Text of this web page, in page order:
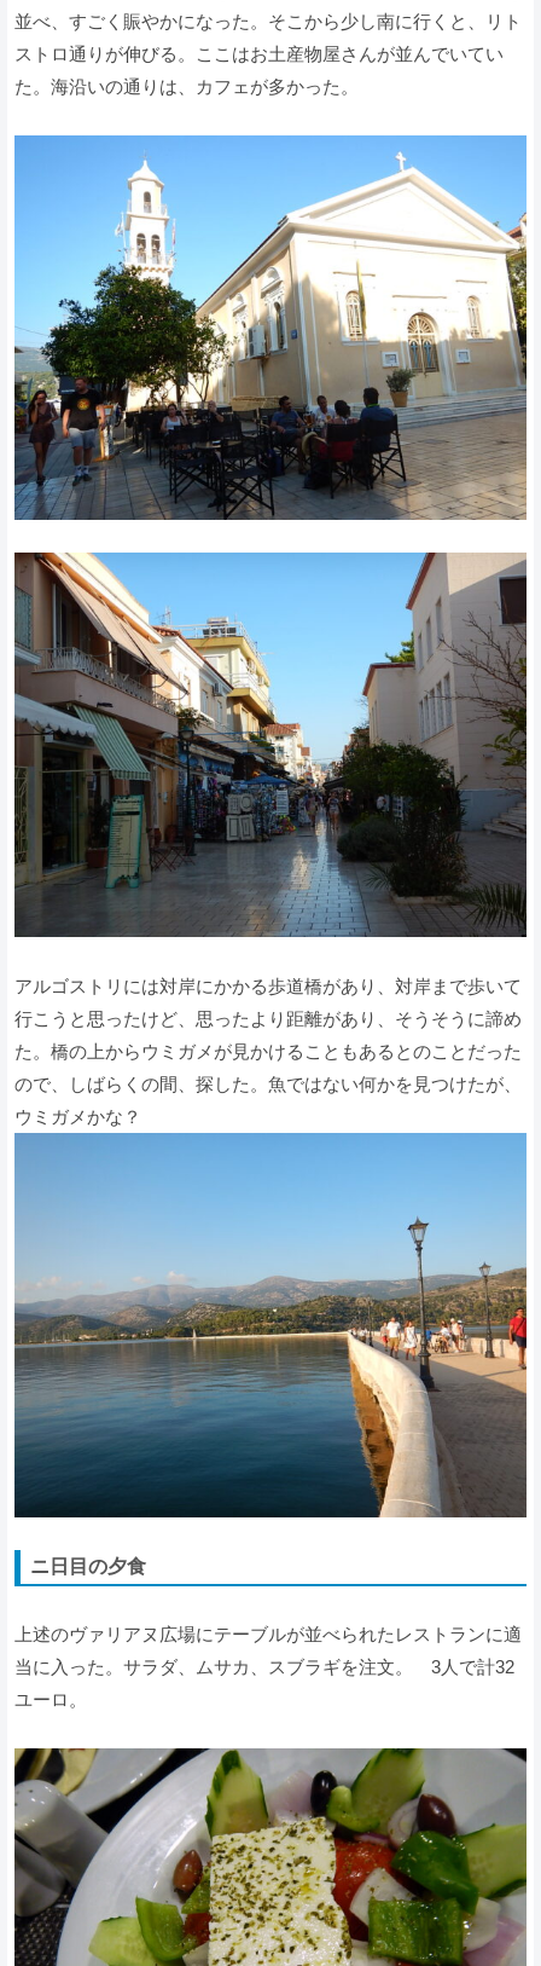
並べ、すごく賑やかになった。そこから少し南に行くと、リト
ストロ通りが伸びる。ここはお土産物屋さんが並んでいてい
た。海沿いの通りは、カフェが多かった。
アルゴストリには対岸にかかる歩道橋があり、対岸まで歩いて
行こうと思ったけど、思ったより距離があり、そうそうに諦め
た。橋の上からウミガメが見かけることもあるとのことだった
ので、しばらくの間、探した。魚ではない何かを見つけたが、
ウミガメかな？
ニ日目の夕食
上述のヴァリアヌ広場にテーブルが並べられたレストランに適
当に入った。サラダ、ムサカ、スブラギを注文。 3人で計32
ユーロ。